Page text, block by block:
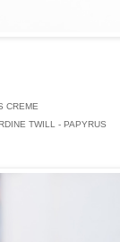
CREME
TWILL - PAPYRUS